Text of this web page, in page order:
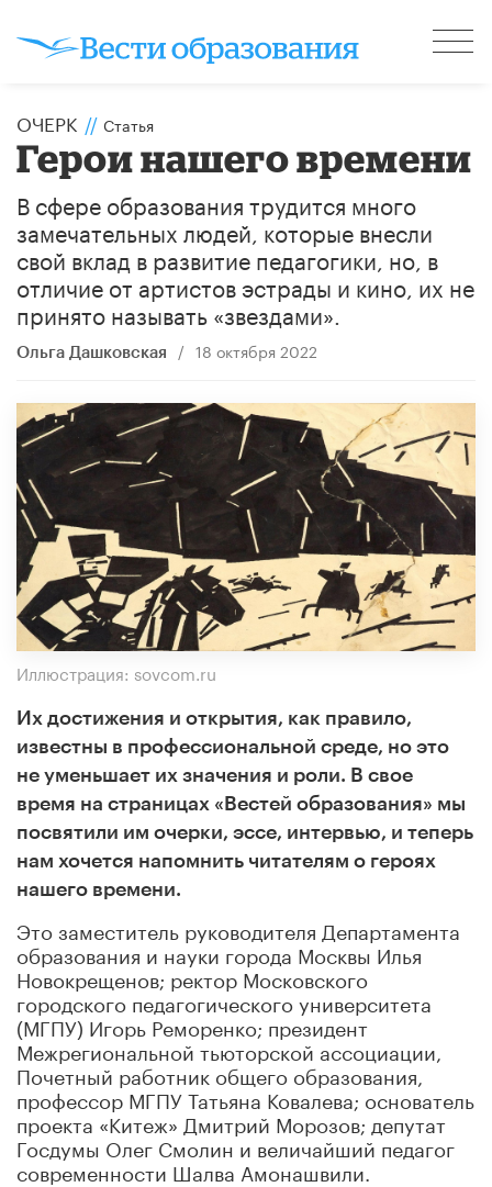
ОЧЕРК // Статья
Герои нашего времени
В сфере образования трудится много
замечательных людей, которые внесли
свой вклад в развитие педагогики, но, в
отличие от артистов эстрады и кино, их не
принято называть «звездами».
Ольга Дашковская / 18 октября 2022
Иллюстрация: sovcom.ru
Их достижения и открытия, как правило,
известны в профессиональной среде, но это
не уменьшает их значения и роли. В свое
время на страницах «Вестей образования» мы
посвятили им очерки, эссе, интервью, и теперь
нам хочется напомнить читателям о героях
нашего времени.
Это заместитель руководителя Департамента
образования и науки города Москвы Илья
Новокрещенов; ректор Московского
городского педагогического университета
(МГПУ) Игорь Реморенко; президент
Межрегиональной тьюторской ассоциации,
Почетный работник общего образования,
профессор МГПУ Татьяна Ковалева; основатель
проекта «Китеж» Дмитрий Морозов; депутат
Госдумы Олег Смолин и величайший педагог
современности Шалва Амонашвили.